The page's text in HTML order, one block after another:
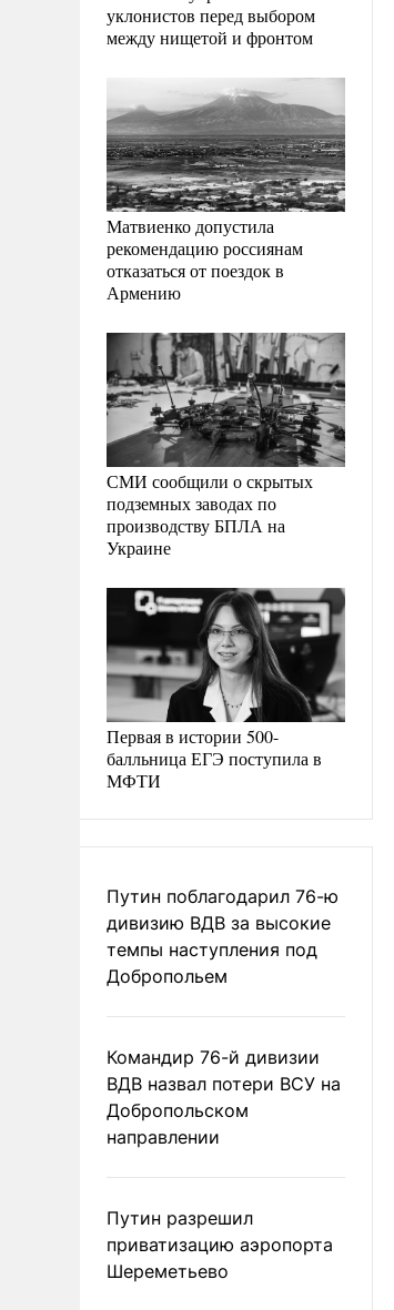
уклонистов перед выбором
между нищетой и фронтом
Матвиенко допустила
рекомендацию россиянам
отказаться от поездок в
Армению
СМИ сообщили о скрытых
подземных заводах по
производству БПЛА на
Украине
Первая в истории 500-
балльница ЕГЭ поступила в
МФТИ
Путин поблагодарил 76-ю
дивизию ВДВ за высокие
темпы наступления под
Добропольем
Командир 76-й дивизии
ВДВ назвал потери ВСУ на
Добропольском
направлении
Путин разрешил
приватизацию аэропорта
Шереметьево